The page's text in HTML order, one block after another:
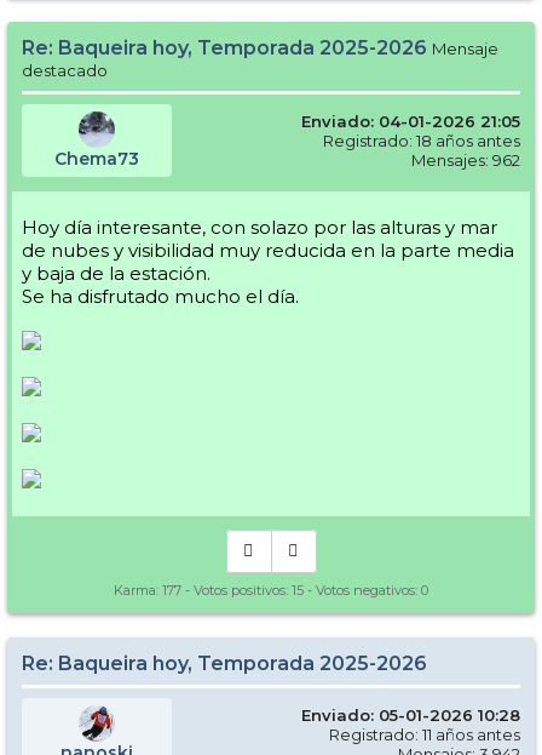
Re: Baqueira hoy, Temporada 2025-2026 Mensaje
destacado
Chema73
Enviado: 04-01-2026 21:05
Registrado: 18 años antes
Mensajes: 962
Hoy día interesante, con solazo por las alturas y mar
de nubes y visibilidad muy reducida en la parte media
y baja de la estación.
Se ha disfrutado mucho el día.
Karma: 177 - Votos positivos: 15 - Votos negativos: 0
Re: Baqueira hoy, Temporada 2025-2026
Enviado: 05-01-2026 10:28
Registrado: 11 años antes